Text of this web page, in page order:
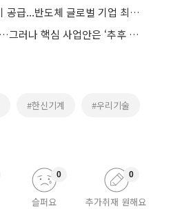
그린광학, 레이저 대공무기 공급...반도체 글로벌 기업 최종양산 위한 테스트 진행 중
싸이월드, 10월 부활 예고…그러나 핵심 사업안은 ‘추후 공개’
#한신기계 #우리기술
슬퍼요
0
추가취재 원해요
0